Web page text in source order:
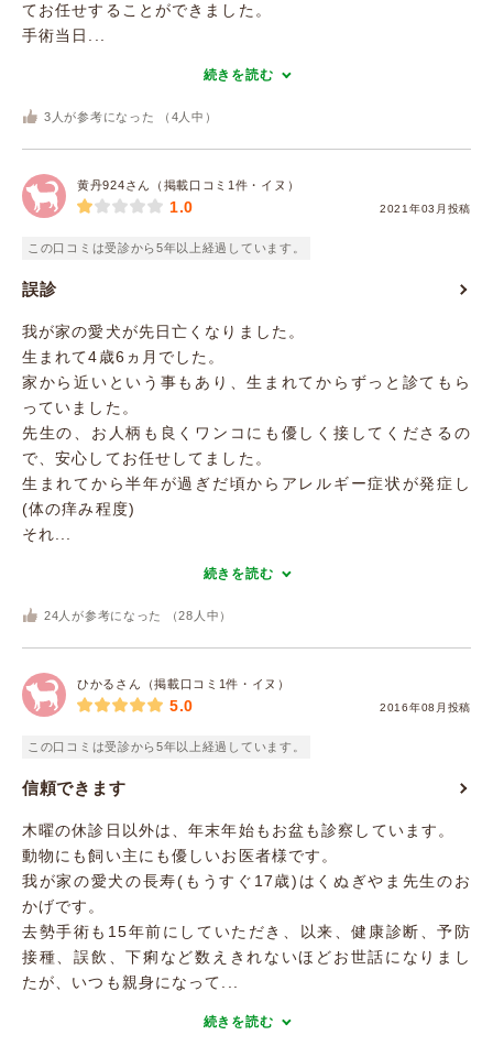
てお任せすることができました。
手術当日...
続きを読む
3 人が参考になった （ 4 人中）
黄丹924さん（掲載口コミ1件・イヌ）
2021年03月投稿
1.0
この口コミは受診から5年以上経過しています。
誤診
我が家の愛犬が先日亡くなりました。
生まれて4歳6ヵ月でした。
家から近いという事もあり、生まれてからずっと診てもら
っていました。
先生の、お人柄も良くワンコにも優しく接してくださるの
で、安心してお任せしてました。
生まれてから半年が過ぎだ頃からアレルギー症状が発症し
(体の痒み程度)
それ...
続きを読む
24 人が参考になった （28 人中）
ひかるさん（掲載口コミ1件・イヌ）
2016年08月投稿
5.0
この口コミは受診から5年以上経過しています。
信頼できます
木曜の休診日以外は、年末年始もお盆も診察しています。
動物にも飼い主にも優しいお医者様です。
我が家の愛犬の長寿(もうすぐ17歳)はくぬぎやま先生のお
かげです。
去勢手術も15年前にしていただき、以来、健康診断、予防
接種、誤飲、下痢など数えきれないほどお世話になりまし
たが、いつも親身になって...
続きを読む